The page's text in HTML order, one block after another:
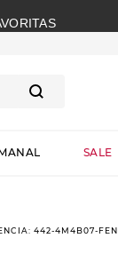
SALE
:442-4M4B07-